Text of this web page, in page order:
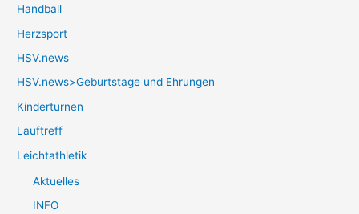
Handball
Herzsport
HSV.news
HSV.news>Geburtstage und Ehrungen
Kinderturnen
Lauftreff
Leichtathletik
Aktuelles
INFO